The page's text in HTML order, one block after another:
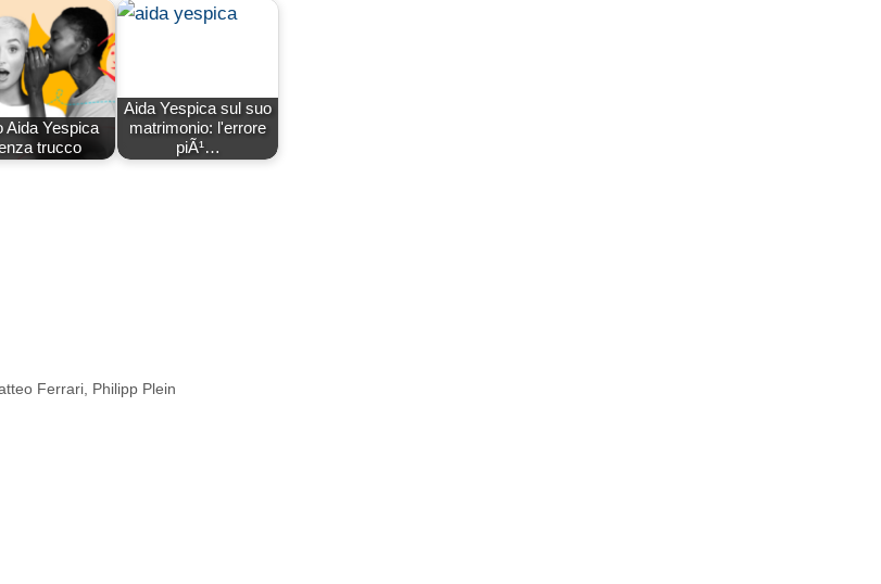
Aida Yespica
trucco
Aida Yespica sul suo
matrimonio: l'errore
piÃ¹…
Ferrari Philipp Plein